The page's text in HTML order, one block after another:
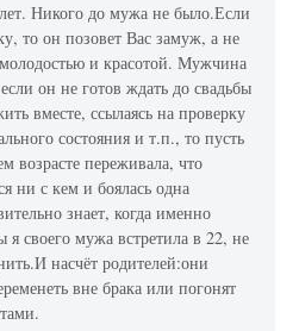
Никого до мужа не было.Если
то он позовет Вас замуж, а не
и красотой. Мужчина
он не готов ждать до свадьбы
вместе, ссылаясь на проверку
состояния и т.п., то пусть
возрасте переживала, что
ни с кем и боялась одна
знает, когда именно
своего мужа встретила в 22, не
насчёт родителей:они
вне брака или погонят